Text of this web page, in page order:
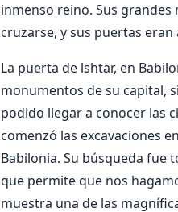
inmenso reino. Sus
cruzarse, y sus puertas
La puerta de lshtar, en
monumentos de su capital,
podido llegar a conocer las
comenzó las excavaciones
Babilonia. Su búsqueda fue
que permite que nos
muestra una de las